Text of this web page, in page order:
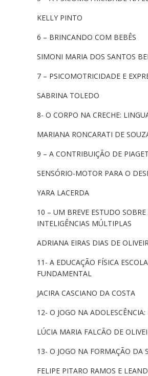
KELLY PINTO
6 – BRINCANDO COM BEBÊS
SIMONI MARIA DOS SANTOS
7 – PSICOMOTRICIDADE E
SABRINA TOLEDO
8- O CORPO NA CRECHE:
MARIANA RONCARATI DE
9 – A CONTRIBUIÇÃO DE
SENSÓRIO-MOTOR PARA O
YARA LACERDA
10 – UM BREVE ESTUDO
INTELIGÊNCIAS MÚLTIPLAS
ADRIANA EIRAS DIAS DE
11- A EDUCAÇÃO FÍSICA
FUNDAMENTAL
JACIRA CASCIANO DA COSTA
12- O JOGO NA
LÚCIA MARIA FALCÃO DE
13- O JOGO NA FORMAÇÃO DA
FELIPE PITARO RAMOS E